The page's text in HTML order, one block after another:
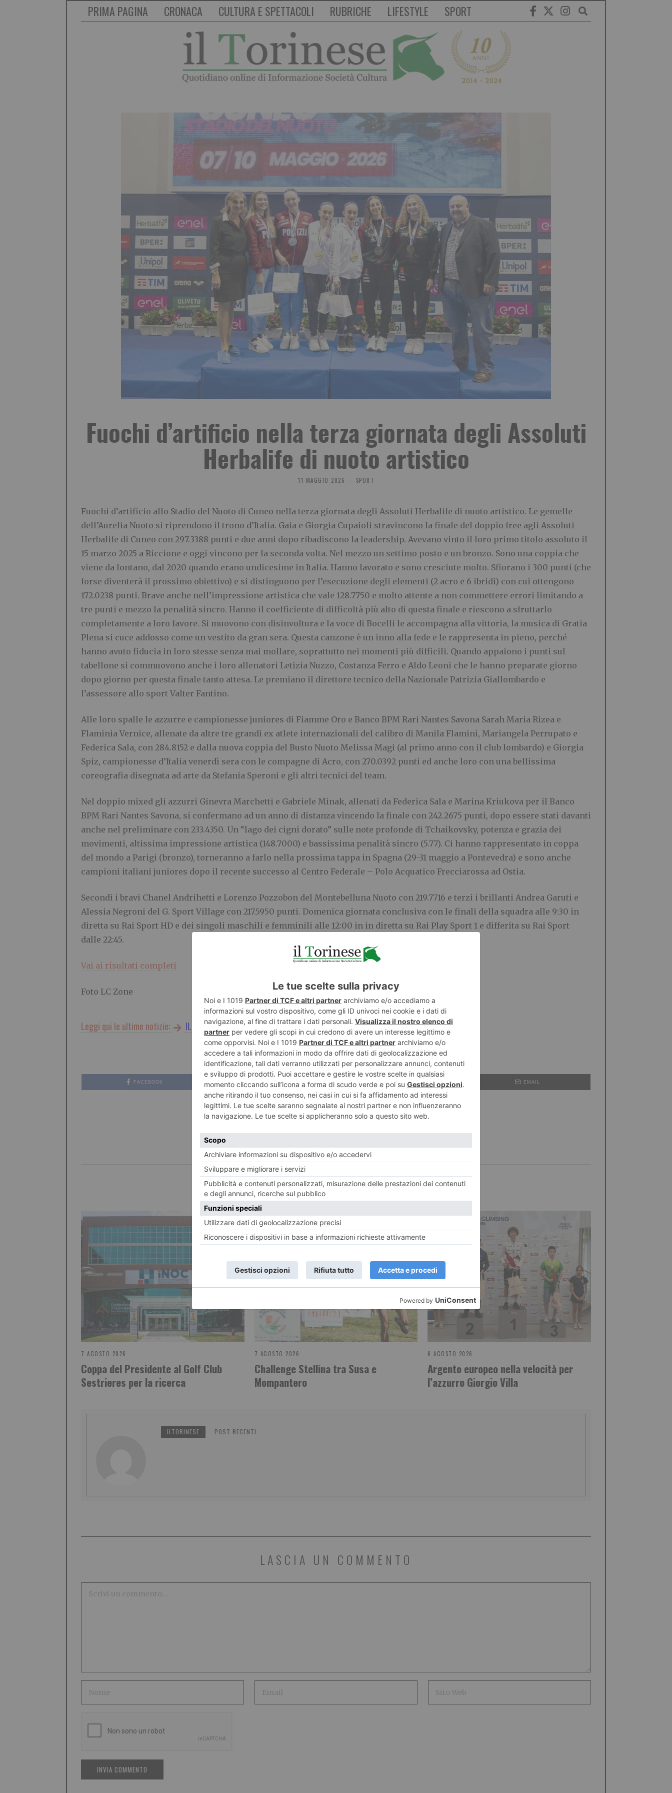
PRIMA PAGINA CRONACA CULTURA E SPETTACOLI RUBRICHE LIFESTYLE SPORT
Fuochi d’artificio nella terza giornata degli Assoluti
Herbalife di nuoto artistico
11 MAGGIO 2026 SPORT
Fuochi d’artificio allo Stadio del Nuoto di Cuneo nella terza giornata degli Assoluti Herbalife di nuoto artistico. Le gemelle
dell’Aurelia Nuoto si riprendono il trono d’Italia. Gaia e Giorgia Cupaioli stravincono la finale del doppio free agli Assoluti
Herbalife di Cuneo con 297.3388 punti e due anni dopo ribadiscono la leadership. Avevano vinto il loro primo titolo assoluto il
15 marzo 2025 a Riccione e oggi vincono per la seconda volta. Nel mezzo un settimo posto e un bronzo. Sono una coppia che
viene da lontano, dal 2020 quando erano undicesime in Italia. Hanno lavorato e sono cresciute molto. Sfiorano i 300 punti (che
forse diventerà il prossimo obiettivo) e si distinguono per l’esecuzione degli elementi (2 acro e 6 ibridi) con cui ottengono
172.0238 punti. Brave anche nell’impressione artistica che vale 128.7750 e molto attente a non commettere errori limitando a
tre punti e mezzo la penalità sincro. Hanno il coefficiente di difficoltà più alto di questa finale e riescono a sfruttarlo
completamente a loro favore. Si muovono con disinvoltura e la voce di Bocelli le accompagna alla vittoria, la musica di Gratia
Plena si cuce addosso come un vestito da gran sera. Questa canzone è un inno alla fede e le rappresenta in pieno, perché
hanno avuto fiducia in loro stesse senza mai mollare, soprattutto nei momenti più difficili. Quando appaiono i punti sul
tabellone si commuovono anche i loro allenatori Letizia Nuzzo, Costanza Ferro e Aldo Leoni che le hanno preparate giorno
dopo giorno per questa finale tanto attesa. Le premiano il direttore tecnico della Nazionale Patrizia Giallombardo e
l’assessore allo sport Valter Fantino.
Alle loro spalle le azzurre e campionesse juniores di Fiamme Oro e Banco BPM Rari Nantes Savona Sarah Maria Rizea e
Flaminia Vernice, allenate da altre tre grandi ex atlete internazionali del calibro di Manila Flamini, Mariangela Perrupato e
Federica Sala, con 284.8152 e dalla nuova coppia del Busto Nuoto Melissa Magi (al primo anno con il club lombardo) e Giorgia
Spiz, campionesse d’Italia venerdì sera con le compagne di Acro, con 270.0392 punti ed anche loro con una bellissima
coreografia disegnata ad arte da Stefania Speroni e gli altri tecnici del team.
Nel doppio mixed gli azzurri Ginevra Marchetti e Gabriele Minak, allenati da Federica Sala e Marina Kriukova per il Banco
BPM Rari Nantes Savona, si confermano ad un anno di distanza vincendo la finale con 242.2675 punti, dopo essere stati davanti
anche nel preliminare con 233.4350. Un “lago dei cigni dorato” sulle note profonde di Tchaikovsky, potenza e grazia dei
movimenti, altissima impressione artistica (148.7000) e bassissima penalità sincro (5.77). Ci hanno rappresentato in coppa
del mondo a Parigi (bronzo), torneranno a farlo nella prossima tappa in Spagna (29-31 maggio a Pontevedra) e sono anche
campioni italiani juniores dopo il recente successo al Centro Federale – Polo Acquatico Frecciarossa ad Ostia.
Secondi i bravi Chanel Andrihetti e Lorenzo Pozzobon del Montebelluna Nuoto con 219.7716 e terzi i brillanti Andrea Garuti e
Alessia Negroni del G. Sport Village con 217.5950 punti. Domenica giornata conclusiva con le finali della squadra alle 9:30 in
diretta su Rai Sport HD e dei singoli maschili e femminili alle 12:00 in in diretta su Rai Play Sport 1 e differita su Rai Sport
dalle 22:45.
Vai ai risultati completi
Foto LC Zone
Leggi qui le ultime notizie: IL TORINESE
FACEBOOK TWITTER WHATSAPP EMAIL
SPORT
POTREBBE INTERESSARTI...
7 AGOSTO 2026
Coppa del Presidente al Golf Club
Sestrieres per la ricerca
7 AGOSTO 2026
Challenge Stellina tra Susa e
Mompantero
6 AGOSTO 2026
Argento europeo nella velocità per
l’azzurro Giorgio Villa
ILTORINESE POST RECENTI
LASCIA UN COMMENTO